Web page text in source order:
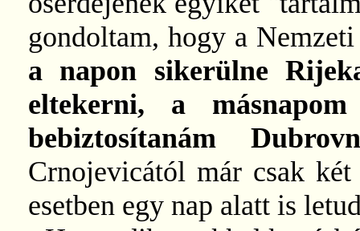
gondoltam, hogy a
a napon sikerülne
eltekerni, a
bebiztosítanám
Crnojevicától már csak
esetben egy nap alatt is